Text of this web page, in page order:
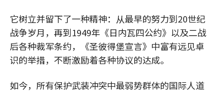
它树立并留下了一种精神：从最早的努力到20世纪
战争岁月，再到1949年《日内瓦四公约》以及二战
后各种裁军条约，《圣彼得堡宣言》中富有远见卓
识的举措，不断激励着各种协议的达成。
如今，所有保护武装冲突中最弱势群体的国际人道